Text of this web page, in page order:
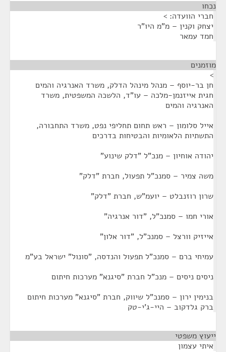
נכחו
חברי הוועדה: >
יצחק וקנין – מ"מ היו"ר
חמד עמאר
מוזמנים
>
חן בר-יוסף – מנהל מינהל הדלק, משרד האנרגיה והמים
חגית אייזנמן-מלכה – עו"ד, הלשכה המשפטית, משרד
האנרגיה והמים
אייל סלומון – ראש תחום תחליפי נפט, משרד התחבורה,
התשתיות הלאומיות והבטיחות בדרכים
יהודה אוחיון – מנכ"ל "דלק שינוע"
משה צמיר – סמנכ"ל תפעול, חברת "דלק"
שרון רוזנבלט – יועמ"ש, חברת "דלק"
אורי חמו – סמנכ"ל, "דור אנרגיה"
אייזיק וורצל – סמנכ"ל, "דור אלון"
עמיחי ברם – סמנכ"ל תפעול והנדסה, "סונול" ישראל בע"מ
ניסים ניסים – מנכ"ל חברת "סיגנא" מערכות חיתום
בנימין ירון – סמנכ"ל שיווק, חברת "סיגנא" מערכות חיתום
ברק גלדקוב – היי-ג'י-טק
ייעוץ משפטי
איתי עצמון